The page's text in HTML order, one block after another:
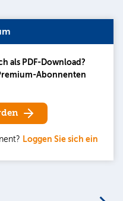
als PDF-Download?
Abonnenten
Loggen Sie sich ein